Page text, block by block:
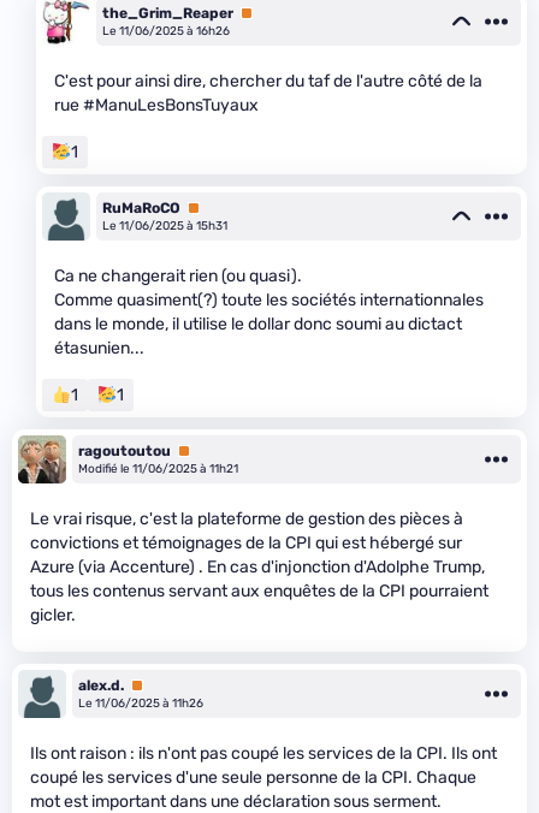
the_Grim_Reaper Premium
Le 11/06/2025 à 16h26
C'est pour ainsi dire, chercher du taf de l'autre côté de la
rue #ManuLesBonsTuyaux
1
RuMaRoCO
Premium
Le 11/06/2025 à 15h31
Ca ne changerait rien (ou quasi).
Comme quasiment(?) toute les sociétés internationnales
dans le monde, il utilise le dollar donc soumi au dictact
étasunien...
1 1
ragoutoutou
Premium
Modifié le 11/06/2025 à 11h21
Le vrai risque, c'est la plateforme de gestion des pièces à
convictions et témoignages de la CPI qui est hébergé sur
Azure (via Accenture) . En cas d'injonction d'Adolphe Trump,
tous les contenus servant aux enquêtes de la CPI pourraient
gicler.
alex.d. Premium
Le 11/06/2025 à 11h26
Ils ont raison : ils n'ont pas coupé les services de la CPI. Ils ont
coupé les services d'une seule personne de la CPI. Chaque
mot est important dans une déclaration sous serment.